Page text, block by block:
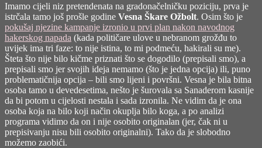
Imamo cijeli niz pretendenata na gradonačelničku poziciju, prva je
istrčala tamo još prošle godine Vesna Škare Ožbolt. Osim što je
pokušaj njezine kampanje izronio u prvi plan nakon navodnog
hakerskog napada (kada političare ulove u nebranom grožđu to
uvijek ima tri faze: to nije istina, to mi podmeću, hakirali su me).
Šteta što nije bilo kičme priznati što se dogodilo (prepisali smo), a
prepisali smo jer svojih ideja nemamo (što je jedna opcija) ili, puno
problematičnija opcija – bili smo lijeni i površni. Vesna je bila bitna
osoba tamo u devedesetima, nešto je šurovala sa Sanaderom kasnije
da bi potom u cijelosti nestala i sada izronila. Ne vidim da je ona
osoba koja na bilo koji način okuplja bilo koga, a po analizi
programa vidimo da on i nije osobito originalan (jer, čak ni u
prepisivanju nisu bili osobito originalni). Tako da je slobodno
možemo zaobići.